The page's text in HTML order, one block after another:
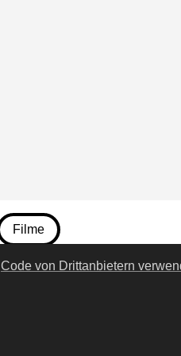
Filme
Code von Drittanbietern